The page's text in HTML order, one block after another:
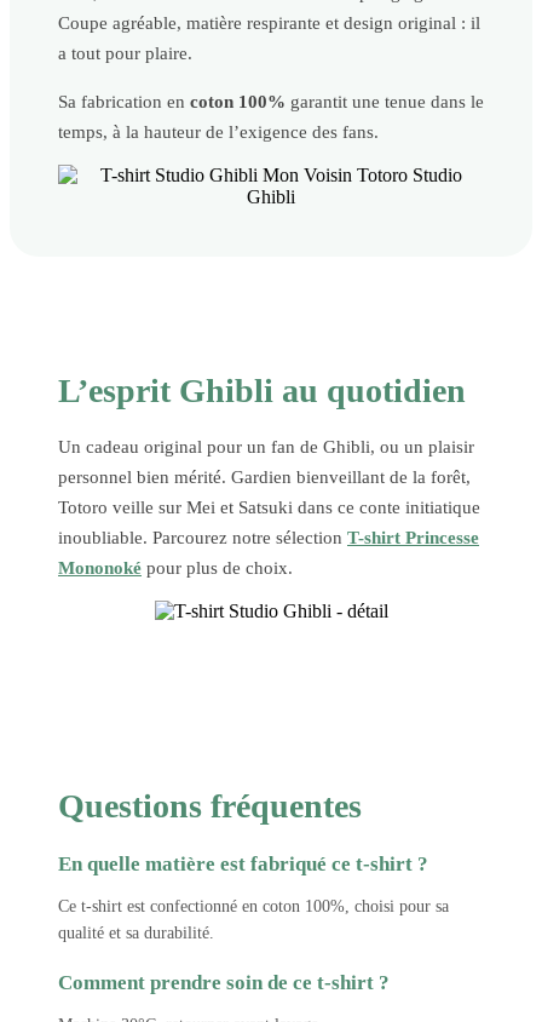
Coupe agréable, matière respirante et design original : il
a tout pour plaire.
Sa fabrication en coton 100% garantit une tenue dans le
temps, à la hauteur de l’exigence des fans.
L’esprit Ghibli au quotidien
Un cadeau original pour un fan de Ghibli, ou un plaisir
personnel bien mérité. Gardien bienveillant de la forêt,
Totoro veille sur Mei et Satsuki dans ce conte initiatique
inoubliable. Parcourez notre sélection T-shirt Princesse
Mononoké pour plus de choix.
Questions fréquentes
En quelle matière est fabriqué ce t-shirt ?
Ce t-shirt est confectionné en coton 100%, choisi pour sa
qualité et sa durabilité.
Comment prendre soin de ce t-shirt ?